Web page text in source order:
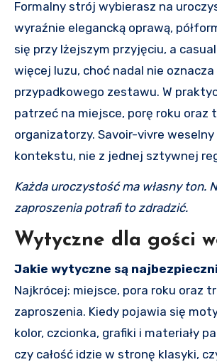
Formalny strój wybierasz na
wyraźnie elegancką oprawą,
się przy lżejszym przyjęciu, a
więcej luzu, choć nadal nie oznacza
przypadkowego zestawu. W
patrzeć na miejsce, porę roku oraz
organizatorzy. Savoir-vivre
kontekstu, nie z jednej sztywnej
Każda uroczystość ma własny ton.
zaproszenia potrafi to zdradzić.
Wytyczne dla gości
Jakie wytyczne są
Najkrócej: miejsce, pora roku oraz
zaproszenia. Kiedy pojawia się
kolor, czcionka, grafiki i materiały
czy całość idzie w stronę klasyki,